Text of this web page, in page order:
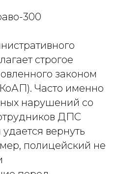
300
строгое
законом
КоАП). Часто именно
нарушений со
ДПС
вернуть
полицейский не